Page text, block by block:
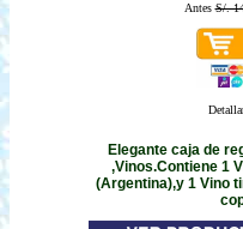
AntesS/.
Elegante caja de
,Vinos.Contiene 1
(Argentina),y 1 Vino